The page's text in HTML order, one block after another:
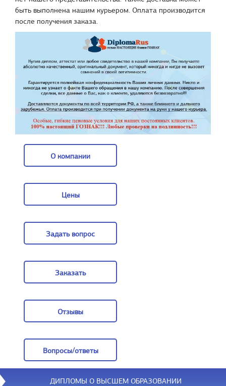
быть выполнена нашим курьером. Оплата производится
после получения заказа.
О компании
Цены
Задать вопрос
Заказать
Отзывы
Вопросы/ответы
Вопросы/ответы
ДИПЛОМЫ О ВЫСШЕМ ОБРАЗОВАНИИ